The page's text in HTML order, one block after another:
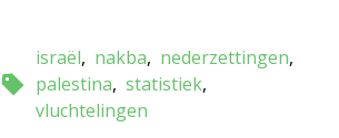
israël nakba
nederzettingen
palestina statistiek
vluchtelingen